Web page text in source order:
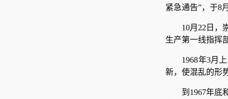
紧急通告”，于8
10月22日，
生产第一线指挥
1968年3月
新，使混乱的形
到1967年底